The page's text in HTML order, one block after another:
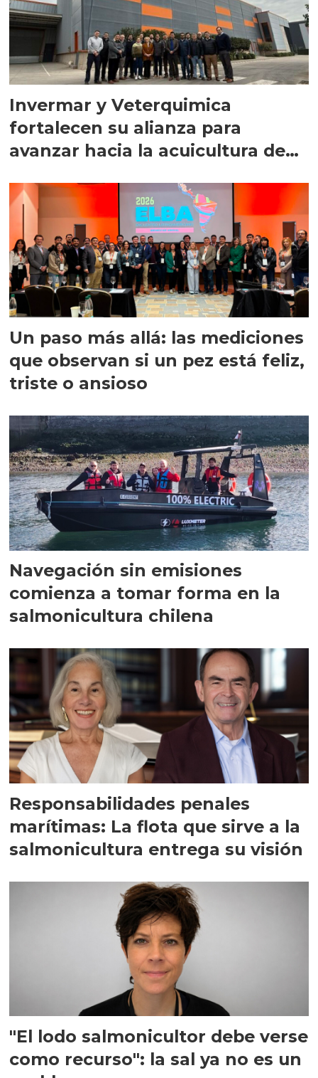
Invermar y Veterquimica
fortalecen su alianza para
avanzar hacia la acuicultura de
Un paso más allá: las mediciones
que observan si un pez está feliz,
triste o ansioso
Navegación sin emisiones
comienza a tomar forma en la
salmonicultura chilena
Responsabilidades penales
marítimas: La flota que sirve a la
salmonicultura entrega su visión
"El lodo salmonicultor debe verse
como recurso": la sal ya no es un